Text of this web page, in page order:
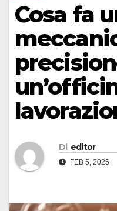
Cosa fa
Di editor
FEB 5, 2025